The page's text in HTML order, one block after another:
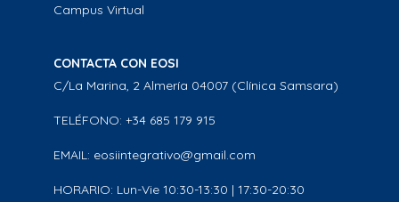
Campus Virtual
CONTACTA CON EOSI
C/La Marina, 2 Almería 04007 (Clínica Samsara)
TELÉFONO: +34 685 179 915
EMAIL: eosiintegrativo@gmail.com
HORARIO: Lun-Vie 10:30-13:30 | 17:30-20:30